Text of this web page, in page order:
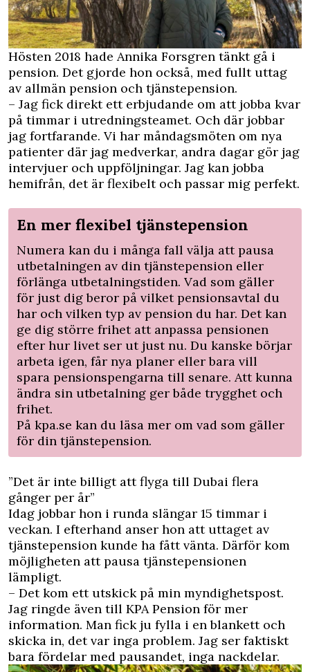
Hösten 2018 hade Annika Forsgren tänkt gå i
pension. Det gjorde hon också, med fullt uttag
av allmän pension och tjänstepension.
– Jag fick direkt ett erbjudande om att jobba kvar
på timmar i utredningsteamet. Och där jobbar
jag fortfarande. Vi har måndagsmöten om nya
patienter där jag medverkar, andra dagar gör jag
intervjuer och uppföljningar. Jag kan jobba
hemifrån, det är flexibelt och passar mig perfekt.
En mer flexibel tjänstepension
Numera kan du i många fall välja att pausa
utbetalningen av din tjänstepension eller
förlänga utbetalningstiden. Vad som gäller
för just dig beror på vilket pensionsavtal du
har och vilken typ av pension du har. Det kan
ge dig större frihet att anpassa pensionen
efter hur livet ser ut just nu. Du kanske börjar
arbeta igen, får nya planer eller bara vill
spara pensionspengarna till senare. Att kunna
ändra sin utbetalning ger både trygghet och
frihet.
På kpa.se kan du läsa mer om vad som gäller
för din tjänstepension.
”Det är inte billigt att flyga till Dubai flera
gånger per år”
Idag jobbar hon i runda slängar 15 timmar i
veckan. I efterhand anser hon att uttaget av
tjänstepension kunde ha fått vänta. Därför kom
möjligheten att pausa tjänstepensionen
lämpligt.
– Det kom ett utskick på min myndighetspost.
Jag ringde även till KPA Pension för mer
information. Man fick ju fylla i en blankett och
skicka in, det var inga problem. Jag ser faktiskt
bara fördelar med pausandet, inga nackdelar.